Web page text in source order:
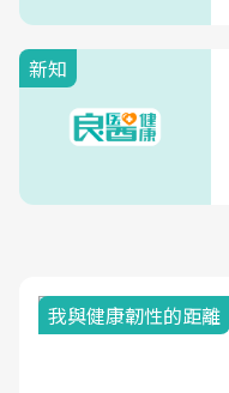
新知
我與健康韌性的距離